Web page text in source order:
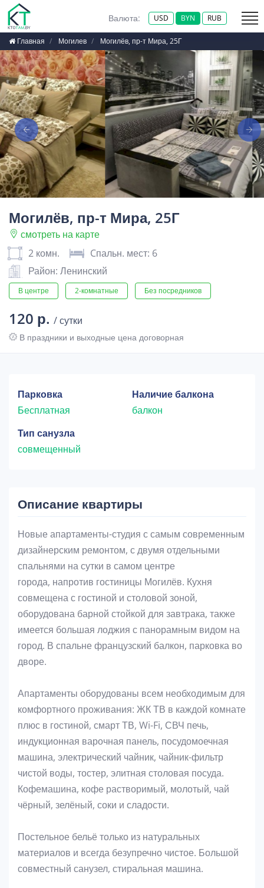
Валюта: USD BYN RUB
Главная Могилев Могилёв, пр-т Мира, 25Г
Могилёв, пр-т Мира, 25Г
смотреть на карте
2 комн.
Cпальн. мест: 6
Район: Ленинский
В центре 2-комнатные Без посредников
120 р. / сутки
В праздники и выходные цена договорная
Парковка
Бесплатная
Наличие балкона
балкон
Тип санузла
совмещенный
Описание квартиры
Новые апартаменты-студия с самым современным
дизайнерским ремонтом, с двумя отдельными
спальнями на сутки в самом центре
города, напротив гостиницы Могилёв. Кухня
совмещена с гостиной и столовой зоной,
оборудована барной стойкой для завтрака, также
имеется большая лоджия с панорамным видом на
город. В спальне французский балкон, парковка во
дворе.
Апартаменты оборудованы всем необходимым для
комфортного проживания: ЖК ТВ в каждой комнате
плюс в гостиной, смарт ТВ, Wi-Fi, СВЧ печь,
индукционная варочная панель, посудомоечная
машина, электрический чайник, чайник-фильтр
чистой воды, тостер, элитная столовая посуда.
Кофемашина, кофе растворимый, молотый, чай
чёрный, зелёный, соки и сладости.
Постельное бельё только из натуральных
материалов и всегда безупречно чистое. Большой
совместный санузел, стиральная машина.